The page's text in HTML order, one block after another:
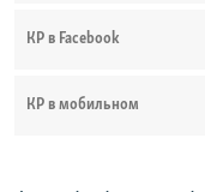
КР в Facebook
КР в мобильном